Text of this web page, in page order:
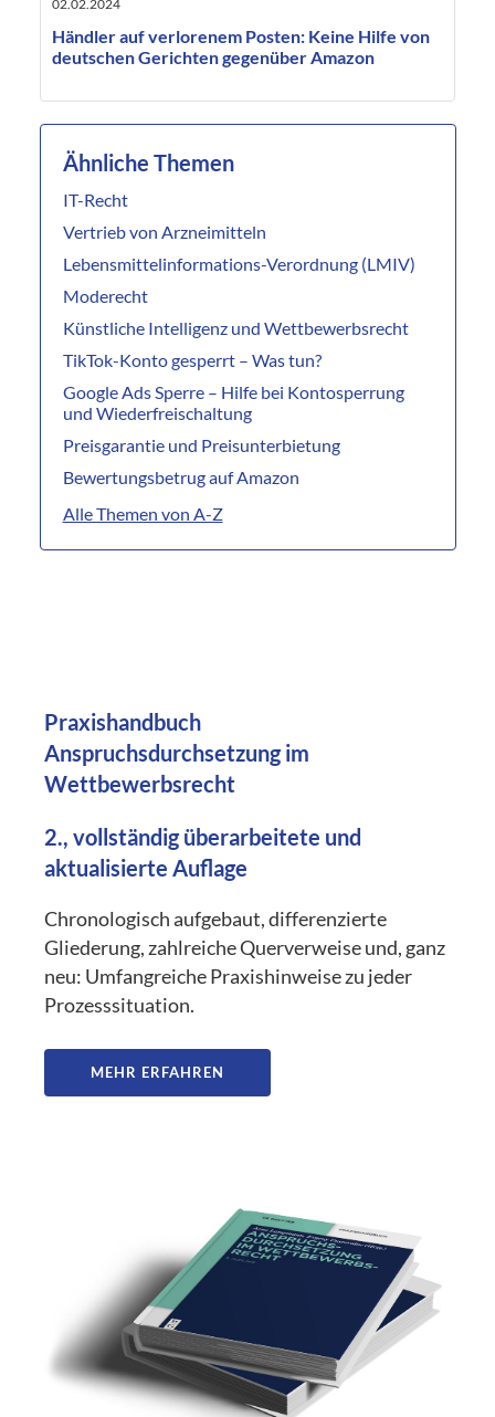
02.02.2024
Händler auf verlorenem Posten: Keine Hilfe von
deutschen Gerichten gegenüber Amazon
Ähnliche Themen
IT-Recht
Vertrieb von Arzneimitteln
Lebensmittelinformations-Verordnung (LMIV)
Moderecht
Künstliche Intelligenz und Wettbewerbsrecht
TikTok-Konto gesperrt – Was tun?
Google Ads Sperre – Hilfe bei Kontosperrung
und Wiederfreischaltung
Preisgarantie und Preisunterbietung
Bewertungsbetrug auf Amazon
Alle Themen von A-Z
Praxishandbuch
Anspruchsdurchsetzung im
Wettbewerbsrecht
2., vollständig überarbeitete und
aktualisierte Auflage
Chronologisch aufgebaut, differenzierte
Gliederung, zahlreiche Querverweise und, ganz
neu: Umfangreiche Praxishinweise zu jeder
Prozesssituation.
MEHR ERFAHREN